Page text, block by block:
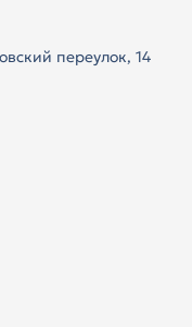
переулок, 14